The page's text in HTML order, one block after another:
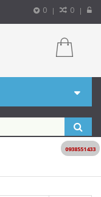
0 0
0938551433